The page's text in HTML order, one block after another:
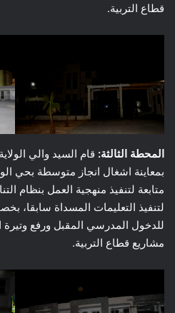
قطاع التربية.
المحطة الثالثة: قام السيد والي
بمعاينة اشغال انجاز متوسطة بحي
متابعة لتنفيذ منهجية العمل بنظام
لتنفيذ التعليمات المسداة سابقا،
للدخول المدرسي المقبل ورفع وتيرة
مشاريع قطاع التربية.